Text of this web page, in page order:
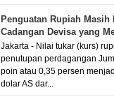
Penguatan Rupiah Masih
Cadangan Devisa yang
Jakarta - Nilai tukar (kurs)
penutupan perdagangan
poin atau 0,35 persen
dolar AS dar...